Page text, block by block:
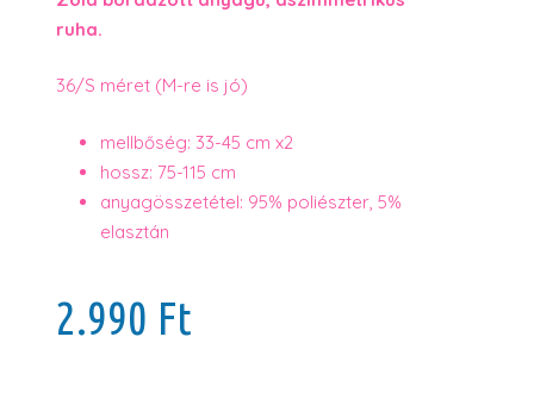
ruha.
36/S méret (M-re is jó)
mellbőség: 33-45 cm x2
hossz: 75-115 cm
anyagösszetétel: 95% poliészter, 5%
elasztán
2.990 Ft